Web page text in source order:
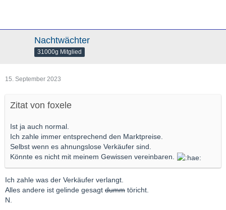
Nachtwächter
31000g Mitglied
15. September 2023
Zitat von foxele
Ist ja auch normal.
Ich zahle immer entsprechend den Marktpreise.
Selbst wenn es ahnungslose Verkäufer sind.
Könnte es nicht mit meinem Gewissen vereinbaren.
Ich zahle was der Verkäufer verlangt.
Alles andere ist gelinde gesagt dumm töricht.
N.